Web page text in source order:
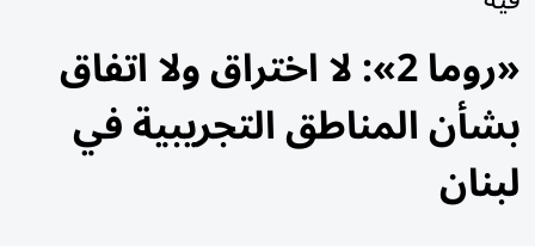
«روما 2»: لا اختراق ولا اتفاق
بشأن المناطق التجريبية في
لبنان